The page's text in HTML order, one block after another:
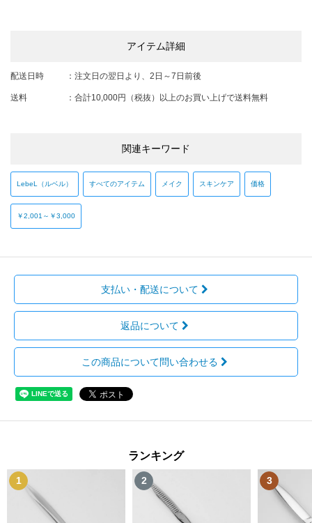
アイテム詳細
配送日時 ： 注文日の翌日より、2日～7日前後
送料 ： 合計10,000円（税抜）以上のお買い上げで送料無料
関連キーワード
LebeL（ルベル） すべてのアイテム メイク スキンケア 価格
￥2,001～￥3,000
支払い・配送について
返品について
この商品について問い合わせる
ランキング
1 2 3